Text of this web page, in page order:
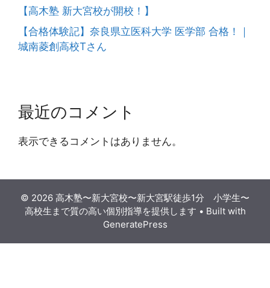
【高木塾 新大宮校が開校！】
【合格体験記】奈良県立医科大学 医学部 合格！｜
城南菱創高校Tさん
最近のコメント
表示できるコメントはありません。
© 2026 高木塾〜新大宮校〜新大宮駅徒歩1分 小学生〜
高校生まで質の高い個別指導を提供します • Built with
GeneratePress